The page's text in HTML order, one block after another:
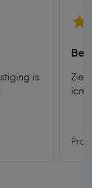
is
Zie
icm